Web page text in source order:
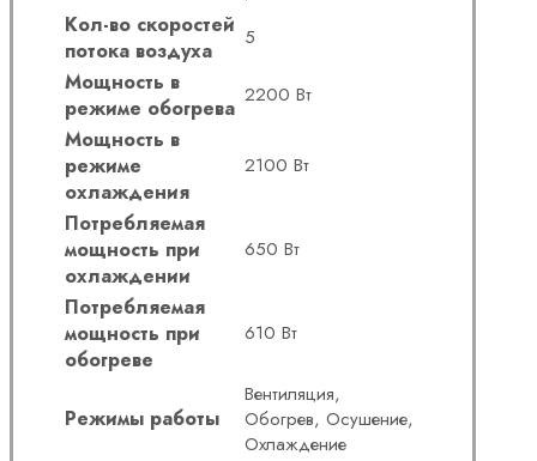
Кол-во скоростей
потока воздуха
5
Мощность в
режиме обогрева 2200 Вт
Мощность в
режиме
охлаждения
2100 Вт
Потребляемая
мощность при
охлаждении
650 Вт
Потребляемая
мощность при
обогреве
610 Вт
Режимы работы
Вентиляция,
Обогрев, Осушение,
Охлаждение